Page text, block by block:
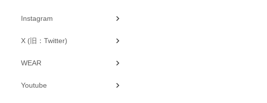
Instagram
X (旧：Twitter)
WEAR
Youtube